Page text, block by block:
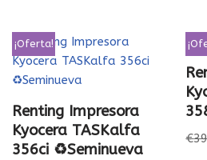
¡Oferta!
Renting Impresora
Kyocera TASKalfa
356ci ♻️Seminueva
€